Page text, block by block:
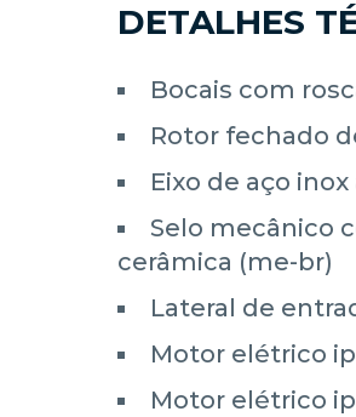
DETALHES
Bocais com
Rotor fechado
Eixo de aço inox
Selo mecânico
cerâmica (me-br)
Lateral de
Motor elétrico
Motor elétrico